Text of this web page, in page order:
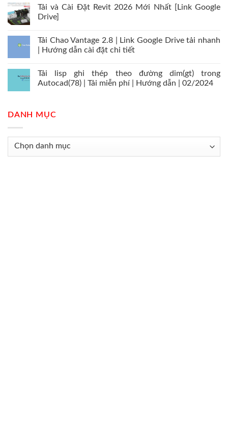
Tải và Cài Đặt Revit 2026 Mới Nhất [Link Google
Drive]
Tải Chao Vantage 2.8 | Link Google Drive tải nhanh
| Hướng dẫn cài đặt chi tiết
Tải lisp ghi thép theo đường dim(gt) trong
Autocad(78) | Tải miễn phí | Hướng dẫn | 02/2024
DANH MỤC
Danh